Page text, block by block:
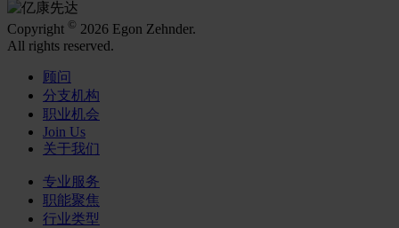
Copyright © 2026 Egon Zehnder.
All rights reserved.
顾问
分支机构
职业机会
Join Us
关于我们
专业服务
职能聚焦
行业类型